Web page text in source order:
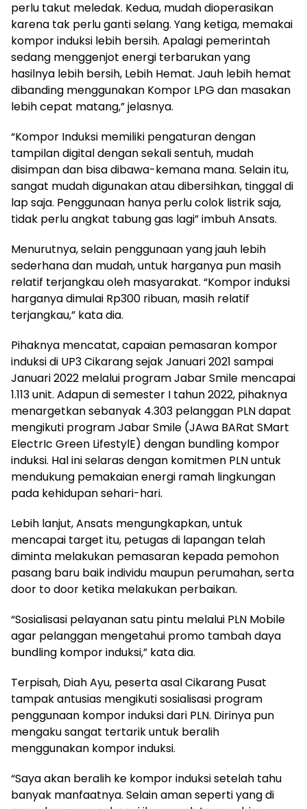
perlu takut meledak. Kedua, mudah dioperasikan
karena tak perlu ganti selang. Yang ketiga, memakai
kompor induksi lebih bersih. Apalagi pemerintah
sedang menggenjot energi terbarukan yang
hasilnya lebih bersih, Lebih Hemat. Jauh lebih hemat
dibanding menggunakan Kompor LPG dan masakan
lebih cepat matang,” jelasnya.
“Kompor Induksi memiliki pengaturan dengan
tampilan digital dengan sekali sentuh, mudah
disimpan dan bisa dibawa-kemana mana. Selain itu,
sangat mudah digunakan atau dibersihkan, tinggal di
lap saja. Penggunaan hanya perlu colok listrik saja,
tidak perlu angkat tabung gas lagi” imbuh Ansats.
Menurutnya, selain penggunaan yang jauh lebih
sederhana dan mudah, untuk harganya pun masih
relatif terjangkau oleh masyarakat. “Kompor induksi
harganya dimulai Rp300 ribuan, masih relatif
terjangkau,” kata dia.
Pihaknya mencatat, capaian pemasaran kompor
induksi di UP3 Cikarang sejak Januari 2021 sampai
Januari 2022 melalui program Jabar Smile mencapai
1.113 unit. Adapun di semester I tahun 2022, pihaknya
menargetkan sebanyak 4.303 pelanggan PLN dapat
mengikuti program Jabar Smile (JAwa BARat SMart
ElectrIc Green LifestylE) dengan bundling kompor
induksi. Hal ini selaras dengan komitmen PLN untuk
mendukung pemakaian energi ramah lingkungan
pada kehidupan sehari-hari.
Lebih lanjut, Ansats mengungkapkan, untuk
mencapai target itu, petugas di lapangan telah
diminta melakukan pemasaran kepada pemohon
pasang baru baik individu maupun perumahan, serta
door to door ketika melakukan perbaikan.
“Sosialisasi pelayanan satu pintu melalui PLN Mobile
agar pelanggan mengetahui promo tambah daya
bundling kompor induksi,” kata dia.
Terpisah, Diah Ayu, peserta asal Cikarang Pusat
tampak antusias mengikuti sosialisasi program
penggunaan kompor induksi dari PLN. Dirinya pun
mengaku sangat tertarik untuk beralih
menggunakan kompor induksi.
“Saya akan beralih ke kompor induksi setelah tahu
banyak manfaatnya. Selain aman seperti yang di